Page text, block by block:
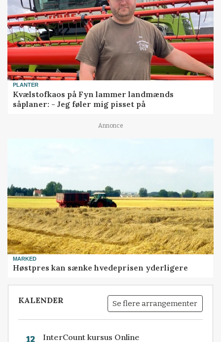
PLANTER
Kvælstofkaos på Fyn lammer landmænds
såplaner: - Jeg føler mig pisset på
Annonce
MARKED
Høstpres kan sænke hvedeprisen yderligere
KALENDER Se flere arrangementer
12 InterCount kursus Online